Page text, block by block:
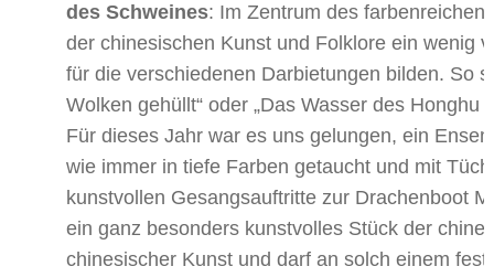
des Schweines: Im Zentrum des
der chinesischen Kunst und Folklore ein wenig
für die verschiedenen Darbietungen bilden. So
Wolken gehüllt“ oder „Das Wasser des Honghu
Für dieses Jahr war es uns gelungen, ein
wie immer in tiefe Farben getaucht und mit
kunstvollen Gesangsauftritte zur Drachenboot
ein ganz besonders kunstvolles Stück der
chinesischer Kunst und darf an solch einem